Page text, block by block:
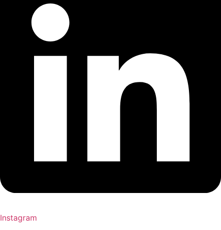
Instagram